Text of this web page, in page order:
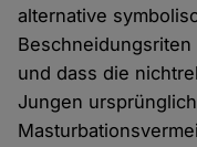
alternative
und dass die
Jungen